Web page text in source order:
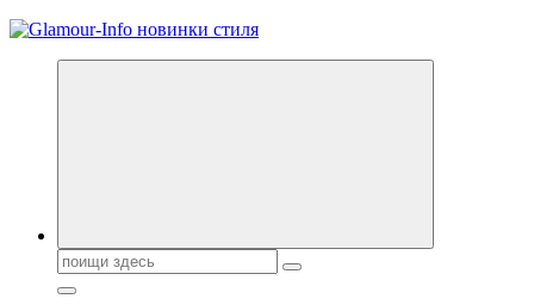
Секреты молодости, красоты и долголетия. Гламурный журнал
Поиск: